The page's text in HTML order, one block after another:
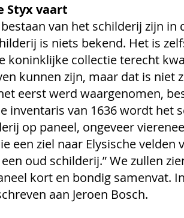
Styx vaart
van het schilderij zijn in
is niets bekend. Het is
koninklijke collectie terecht
kunnen zijn, maar dat is niet
eerst werd waargenomen,
inventaris van 1636 wordt het
op paneel, ongeveer
een ziel naar Elysische velden
oud schilderij.” We zullen
kort en bondig samenvat.
aan Jeroen Bosch.